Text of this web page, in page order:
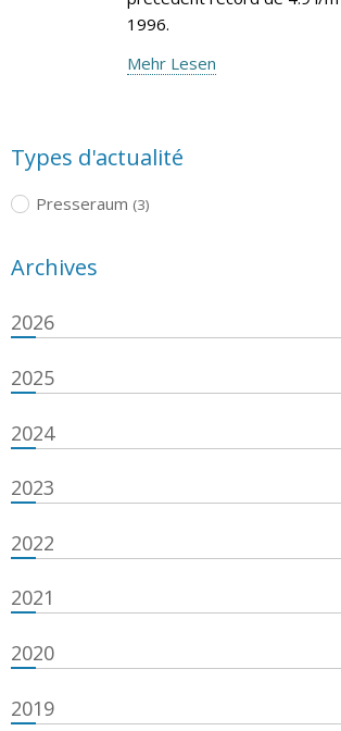
1996.
Mehr Lesen
Types d'actualité
Presseraum (3)
Archives
2026
2025
2024
2023
2022
2021
2020
2019